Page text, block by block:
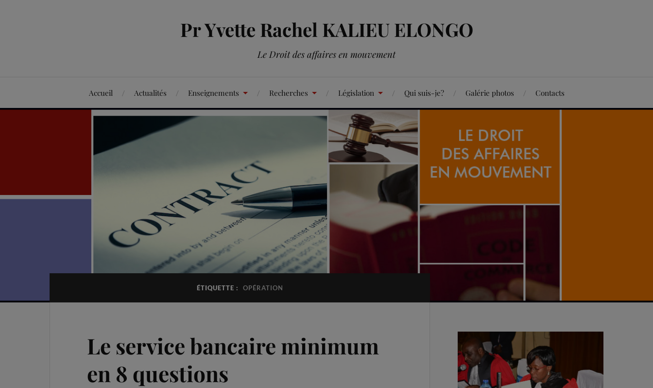
Pr Yvette Rachel KALIEU ELONGO
Le Droit des affaires en mouvement
Accueil Actualités Enseignements Recherches Législation Qui suis-je? Galérie photos Contacts
ÉTIQUETTE : OPÉRATION
Le service bancaire minimum
en 8 questions